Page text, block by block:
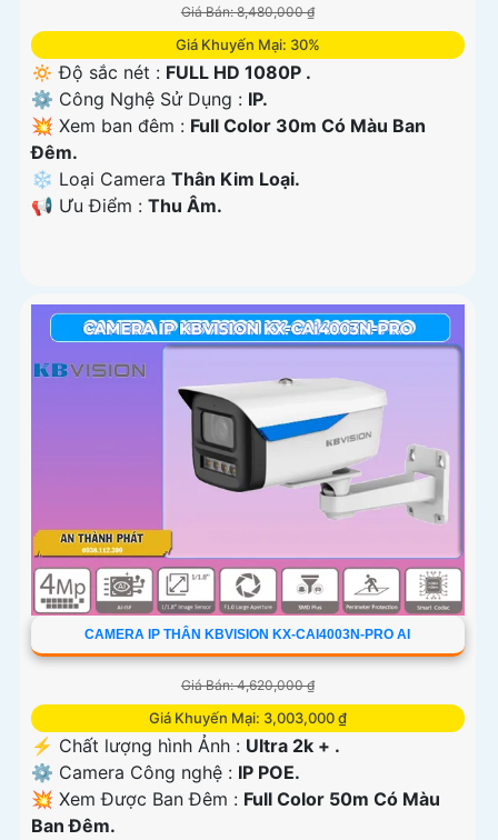
Giá Bán: 8,480,000 ₫
Giá Khuyến Mại: 30%
🔅 Độ sắc nét : FULL HD 1080P .
⚙ Công Nghệ Sử Dụng : IP.
💥 Xem ban đêm : Full Color 30m Có Màu Ban
Đêm.
❄ Loại Camera Thân Kim Loại.
️📢 Ưu Điểm : Thu Âm.
CAMERA IP THÂN KBVISION KX-CAI4003N-PRO AI
Giá Bán: 4,620,000 ₫
Giá Khuyến Mại: 3,003,000 ₫
️⚡ Chất lượng hình Ảnh : Ultra 2k + .
⚙ Camera Công nghệ : IP POE.
💥 Xem Được Ban Đêm : Full Color 50m Có Màu
Ban Ðêm.